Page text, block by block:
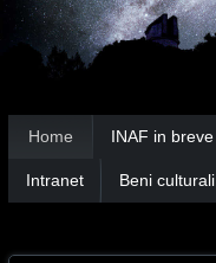
alla
navigazione
Ricerca
avanzata…
Home INAF in breve
Intranet Beni culturali